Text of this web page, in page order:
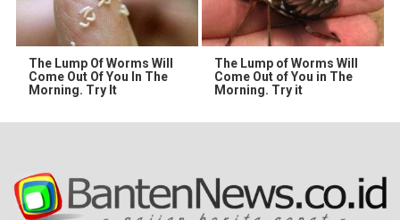
The Lump Of Worms Will
Come Out Of You In The
Morning. Try It
The Lump of Worms Will
Come Out of You in The
Morning. Try it